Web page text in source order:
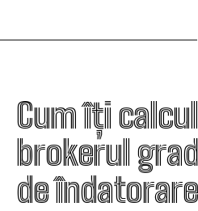
Cum îți
brokerul
de